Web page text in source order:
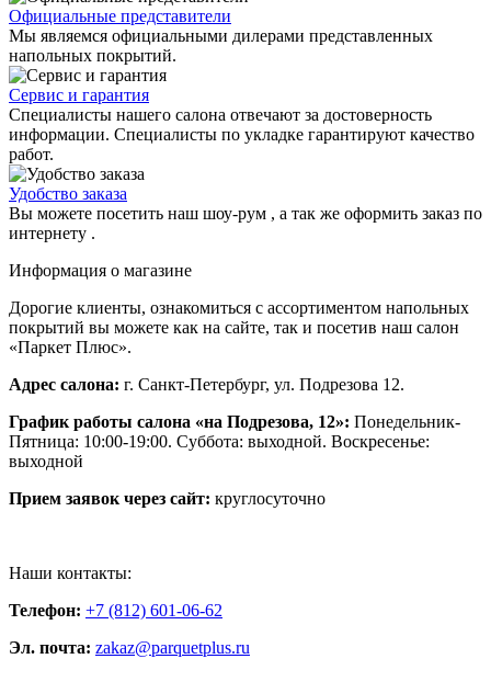
Официальные представители
Мы являемся официальными дилерами представленных
напольных покрытий.
Сервис и гарантия
Специалисты нашего салона отвечают за достоверность
информации. Специалисты по укладке гарантируют качество
работ.
Удобство заказа
Вы можете посетить наш шоу-рум , а так же оформить заказ по
интернету .
Информация о магазине
Дорогие клиенты, ознакомиться с ассортиментом напольных
покрытий вы можете как на сайте, так и посетив наш салон
«Паркет Плюс».
Адрес салона: г. Санкт-Петербург, ул. Подрезова 12.
График работы салона «на Подрезова, 12»: Понедельник-
Пятница: 10:00-19:00. Суббота: выходной. Воскресенье:
выходной
Прием заявок через сайт: круглосуточно
Наши контакты:
Телефон: +7 (812) 601-06-62
Эл. почта: zakaz@parquetplus.ru